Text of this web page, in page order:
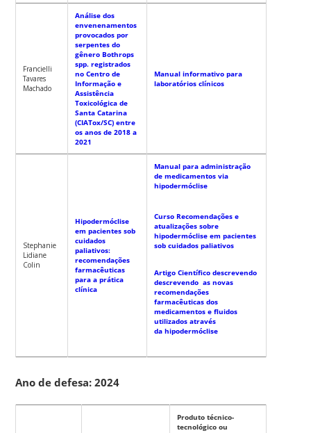
Francielli
Tavares
Machado
Análise dos
envenenamentos
provocados por
serpentes do
gênero Bothrops
spp. registrados
no Centro de
Informação e
Assistência
Toxicológica de
Santa Catarina
(CIATox/SC) entre
os anos de 2018 a
2021
Manual informativo para
laboratórios clínicos
Stephanie
Lidiane
Colin
Hipodermóclise
em pacientes sob
cuidados
paliativos:
recomendações
farmacêuticas
para a prática
clínica
Manual para administração
de medicamentos via
hipodermóclise
Curso Recomendações e
atualizações sobre
hipodermóclise em pacientes
sob cuidados paliativos
Artigo Científico descrevendo
descrevendo as novas
recomendações
farmacêuticas dos
medicamentos e fluidos
utilizados através
da hipodermóclise
Ano de defesa: 2024
Produto técnico-
tecnológico ou